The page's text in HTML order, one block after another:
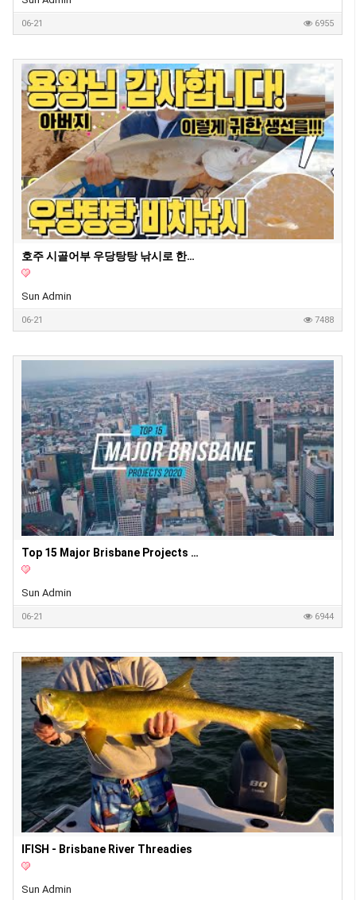
06-21 6955
호주 시골어부 우당탕탕 낚시로 한국에서 비싸다는 그생선 잡아버렸습니다!! 아버지(용왕님) 감사합니다~!! (호주해남) 비치낚시.
Sun Admin
06-21 7488
Top 15 Major Brisbane Projects 2020
Sun Admin
06-21 6944
IFISH - Brisbane River Threadies
Sun Admin